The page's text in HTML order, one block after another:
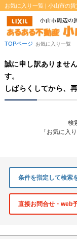
お気に入り一覧 | 小山市の
二人入居可
TOPページ お気に入り一覧
誠に申し訳ありませ
す。
しばらくしてから、
検
「お気に入
条件を指定して検索
直接お問合せ・web